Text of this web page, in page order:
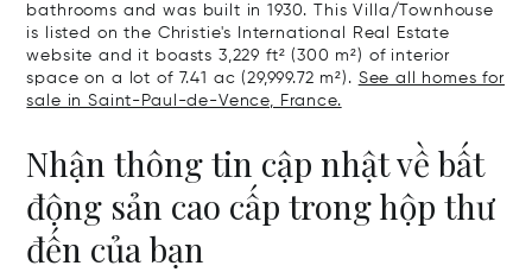
bathrooms and was built in 1930. This Villa/Townhouse
is listed on the Christie's International Real Estate
website and it boasts 3,229 ft² (300 m²) of interior
space on a lot of 7.41 ac (29,999.72 m²). See all homes for
sale in Saint-Paul-de-Vence, France.
Nhận thông tin cập nhật về bất
động sản cao cấp trong hộp thư
đến của bạn